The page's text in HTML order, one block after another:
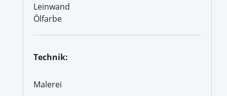
Leinwand
Ölfarbe
Technik:
Malerei